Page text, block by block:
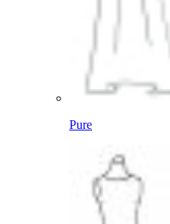
Pure